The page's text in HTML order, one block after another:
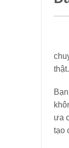
ưa
tạo